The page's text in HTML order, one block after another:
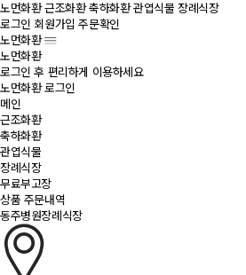
노먼화환근조화환축하화환관엽식물 장례식장
로그인 회원가입 주문확인
노먼화환
노먼화환
로그인 후 편리하게 이용하세요
노먼화환 로그인
메인
근조화환
축하화환
관엽식물
장례식장
무료부고장
상품 주문내역
동주병원장례식장